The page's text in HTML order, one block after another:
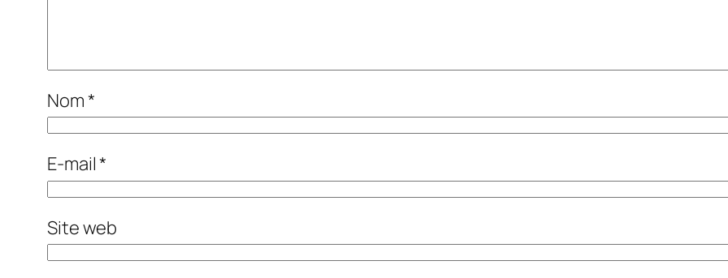
Nom*
E-mail*
Site web